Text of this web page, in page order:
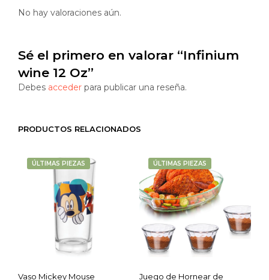
No hay valoraciones aún.
Sé el primero en valorar “Infinium
wine 12 Oz”
Debes acceder para publicar una reseña.
PRODUCTOS RELACIONADOS
ÚLTIMAS PIEZAS
Vaso Mickey Mouse
ÚLTIMAS PIEZAS
Juego de Hornear de